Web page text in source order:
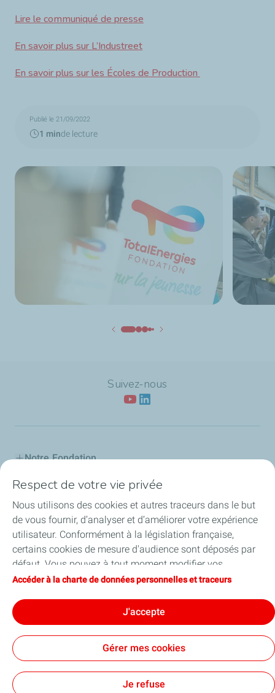
Lire le communiqué de presse
En savoir plus sur L’Industreet
En savoir plus sur les Écoles de Production
Publié le 21/09/2022
1 minde lecture
Suivez-nous
Notre Fondation
Nos actions
L'Industreet
Nos partenaires
Salariés engagés
Accessibilité : partiellement conforme
Respect de votre vie privée
Nous utilisons des cookies et autres traceurs dans le but
de vous fournir, d’analyser et d’améliorer votre expérience
utilisateur. Conformément à la législation française,
certains cookies de mesure d'audience sont déposés par
défaut. Vous pouvez à tout moment modifier vos
paramètres de cookies en cliquant sur le bouton « Gérer
vous acceptez le dépôt de l’ensemble des cookies. Dans le
cas où vous cliquez sur « Je refuse », seuls les cookies
techniques nécessaires au bon fonctionnement du site
seront utilisés. Pour plus d’informations, vous pouvez
traceurs ».
Accéder à la charte de données personnelles et traceurs
J'accepte
Gérer mes cookies
Je refuse